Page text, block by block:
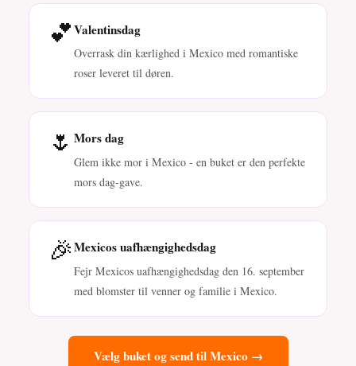
💕Valentinsdag
Overrask din kærlighed i Mexico med romantiske
roser leveret til døren.
🌷 Mors dag
Glem ikke mor i Mexico - en buket er den perfekte
mors dag-gave.
🎉Mexicos uafhængighedsdag
Fejr Mexicos uafhængighedsdag den 16. september
med blomster til venner og familie i Mexico.
Vælg buket og send til Mexico →